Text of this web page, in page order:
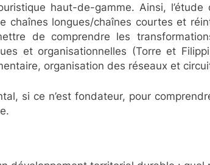
haut-de-gamme. Ainsi,
longues/chaînes courtes et
de comprendre les
et organisationnelles (Torre et
organisation des réseaux et
si ce n’est fondateur, pour